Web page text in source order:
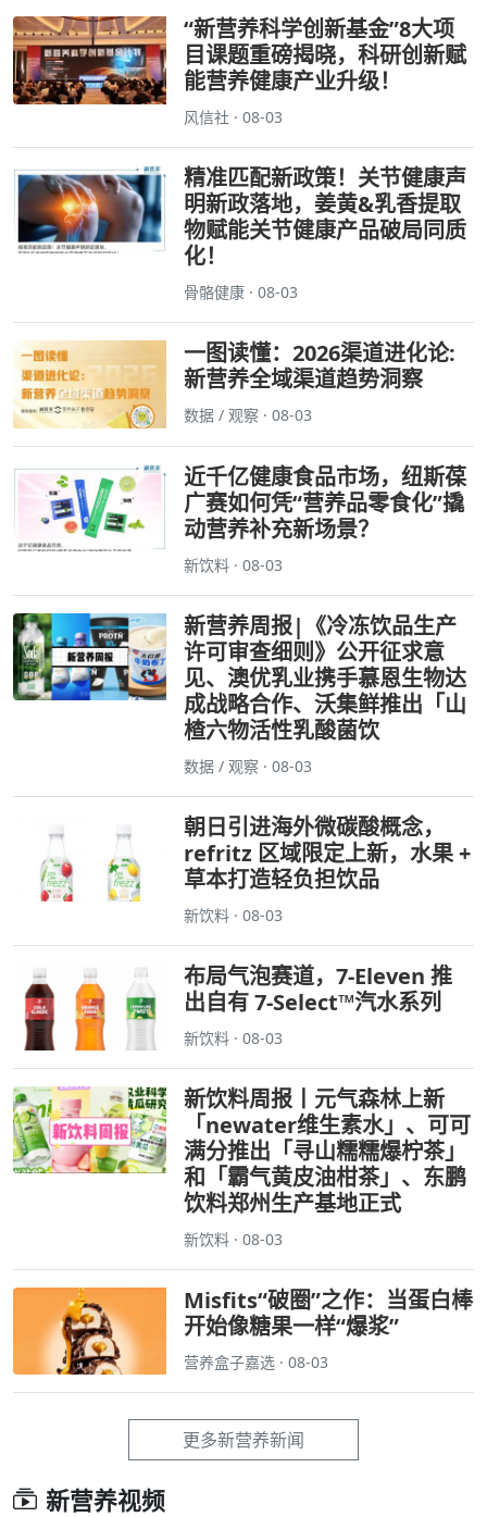
“新营养科学创新基金”8大项
目课题重磅揭晓，科研创新赋
能营养健康产业升级！
风信社 · 08-03
精准匹配新政策！关节健康声
明新政落地，姜黄&乳香提取
物赋能关节健康产品破局同质
化！
骨骼健康 · 08-03
一图读懂：2026渠道进化论:
新营养全域渠道趋势洞察
数据 / 观察 · 08-03
近千亿健康食品市场，纽斯葆
广赛如何凭“营养品零食化”撬
动营养补充新场景？
新饮料 · 08-03
新营养周报|《冷冻饮品生产
许可审查细则》公开征求意
见、澳优乳业携手慕恩生物达
成战略合作、沃集鲜推出「山
楂六物活性乳酸菌饮
数据 / 观察 · 08-03
朝日引进海外微碳酸概念，
refritz 区域限定上新，水果 +
草本打造轻负担饮品
新饮料 · 08-03
布局气泡赛道，7-Eleven 推
出自有 7-Select™汽水系列
新饮料 · 08-03
新饮料周报丨元气森林上新
「newater维生素水」、可可
满分推出「寻山糯糯爆柠茶」
和「霸气黄皮油柑茶」、东鹏
饮料郑州生产基地正式
新饮料 · 08-03
Misfits“破圈”之作：当蛋白棒
开始像糖果一样“爆浆”
营养盒子嘉选 · 08-03
更多新营养新闻
新营养视频